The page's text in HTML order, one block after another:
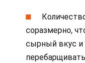
соразмерно,
сырный вкус